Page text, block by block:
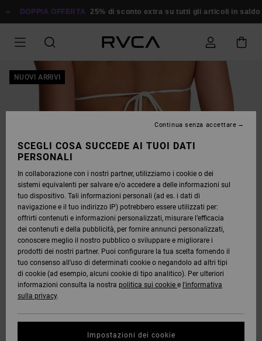
ALLEDOPPIA OFFERTA 25% di sconto extra su tutti gli articoli in saldo
NUOVI ARRIVI
SCEGLI COSA SUCCEDE AI TUOI DATI
PERSONALI
In collaborazione con i nostri partner, utilizziamo i cookie o dei
sistemi equivalenti per salvare e/o accedere a delle informazioni sul
tuo dispositivo. Tali informazioni personali (ad es. i dati di
navigazione e il tuo indirizzo IP) potrebbero essere utilizzati per:
offrirti contenuti e informazioni personalizzati, misurare l’efficacia
dei contenuti e della pubblicità, per fornire annunci personalizzati,
conoscere meglio il nostro pubblico o sviluppare e migliorare i
prodotti dei nostri partner. Puoi configurare la tua scelta fornendo il
tuo consenso all’uso di determinati cookie o negandolo ad altri tipi
di cookie (ad esempio, alcuni cookie di tipo analitico). Per ulteriori
informazioni consulta la nostra politica sui cookie e l'informativa
sulla privacy.
Impostazioni dei cookie
Continua senza accettare